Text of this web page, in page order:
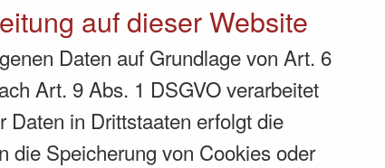
auf dieser Website
Daten auf Grundlage von Art. 6
Art. 9 Abs. 1 DSGVO verarbeitet
Daten in Drittstaaten erfolgt die
die Speicherung von Cookies oder